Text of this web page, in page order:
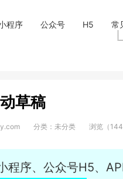
程序 公众号 H5
常
草稿
分类：未分类 浏览（
程序、公众号H5、